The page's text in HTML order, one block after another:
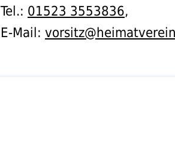
Tel.: 01523 3553836,
E-Mail: